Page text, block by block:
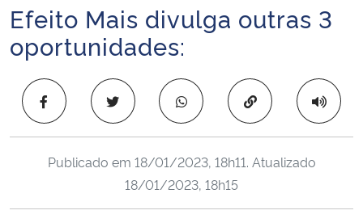
Ministério da Infraestrutura
Ministério da Educação
Ministério da Cidadania
Início do conteúdo
Efeito Mais divulga outras 3
oportunidades:
Copiar para área
Publicado em 18/01/2023, 18h11. Atualizado
18/01/2023, 18h15